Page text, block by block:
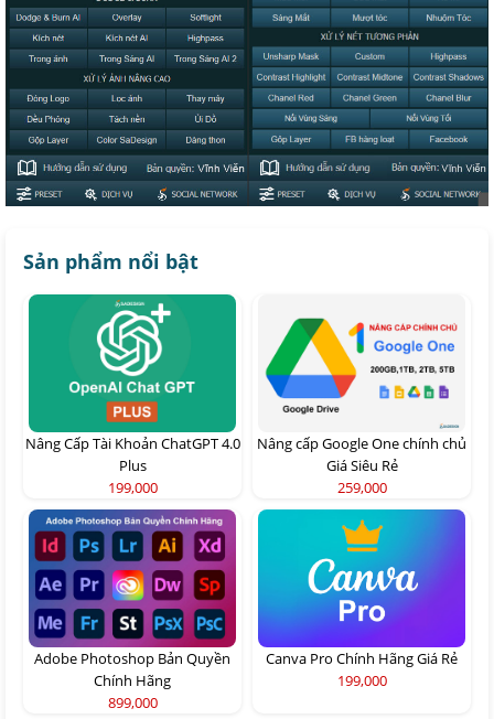
Sản phẩm nổi bật
Nâng Cấp Tài Khoản ChatGPT 4.0
Plus
199,000
Nâng cấp Google One chính chủ
Giá Siêu Rẻ
259,000
Adobe Photoshop Bản Quyền
Chính Hãng
899,000
Canva Pro Chính Hãng Giá Rẻ
199,000